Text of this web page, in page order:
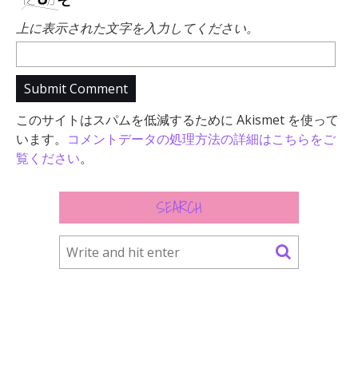
上に表示された文字を入力してください。
このサイトはスパムを低減するために Akismet を使って
います。 コメントデータの処理方法の詳細はこちらをご
覧ください。
SEARCH